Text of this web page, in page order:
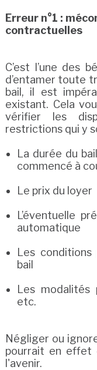
Erreur n°1 :
contractuelles
C’est l’une des
d’entamer toute
bail, il est
existant. Cela
vérifier les
restrictions qui y
La durée du
commencé à
Le prix du loyer
L’éventuelle
automatique
Les
bail
Les modalités
etc.
Négliger ou
pourrait en effet
l'avenir.